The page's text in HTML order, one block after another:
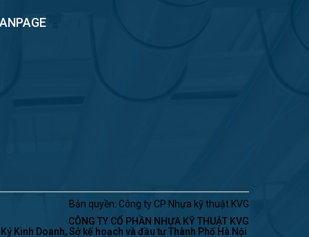
Bản quyền: Công ty CP Nhựa kỹ thuật KVG
CÔNG TY CỔ PHẦN NHỰA KỸ THUẬT KVG
Kinh Doanh, Sở kế hoạch và đầu tư Thành Phố Hà Nội